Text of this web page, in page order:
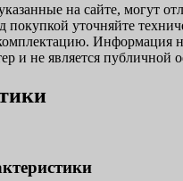
на сайте, могут
покупкой уточняйте
Информация
и не является публичной